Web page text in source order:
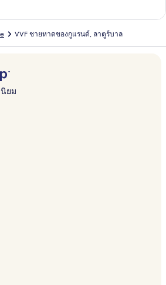
VVF ชายหาดของกูแรนด์, ลาตูร์บาล
ยม